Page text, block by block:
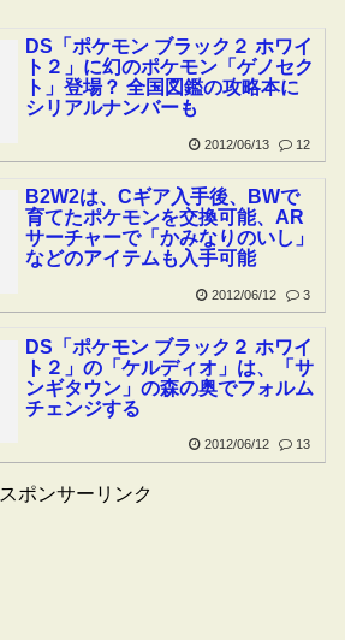
DS「ポケモン ブラック２ ホワイ
ト２」に幻のポケモン「ゲノセク
ト」登場？ 全国図鑑の攻略本に
シリアルナンバーも
2012/06/13 12
B2W2は、Cギア入手後、BWで
育てたポケモンを交換可能、AR
サーチャーで「かみなりのいし」
などのアイテムも入手可能
2012/06/12 3
DS「ポケモン ブラック２ ホワイ
ト２」の「ケルディオ」は、「サ
ンギタウン」の森の奥でフォルム
チェンジする
2012/06/12 13
スポンサーリンク